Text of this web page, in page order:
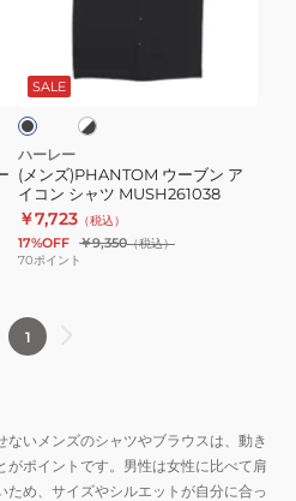
ア
イ
コ
ン
シ
ャ
ツ
SALE
ハーレー
(メンズ)PHANTOM ウーブン ア
イコン シャツ MUSH261038
￥7,723 （税込）
17%OFF ￥9,350（税込）
70ポイント
1
いメンズのシャツやブラウスは、動き
ポイントです。男性は女性に比べて肩
め、サイズやシルエットが自分に合っ